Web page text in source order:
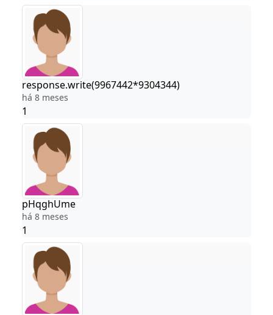
response.write(9967442*9304344)
há 8 meses
1
pHqghUme
há 8 meses
1